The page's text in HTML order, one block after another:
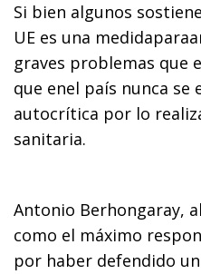
Si bien algunos
UE es una
graves problemas que
que enel país nunca se
autocrítica por lo
sanitaria.
Antonio Berhongaray,
como el máximo
por haber defendido